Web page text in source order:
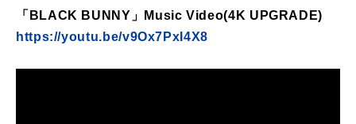
「BLACK BUNNY」Music Video(4K UPGRADE)
https://youtu.be/v9Ox7PxI4X8